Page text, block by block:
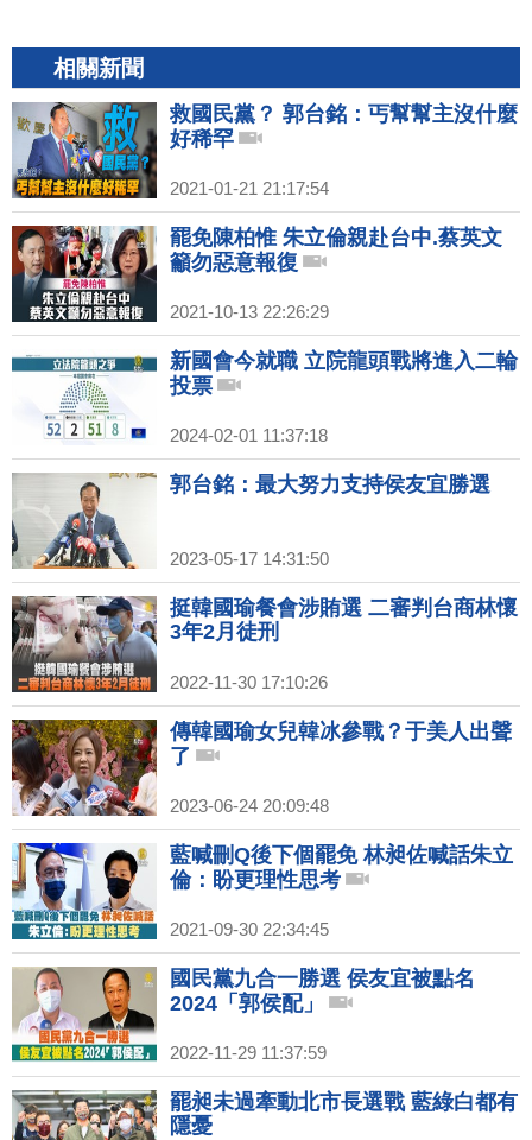
相關新聞
救國民黨？ 郭台銘：丐幫幫主沒什麼
好稀罕
2021-01-21 21:17:54
罷免陳柏惟 朱立倫親赴台中.蔡英文
籲勿惡意報復
2021-10-13 22:26:29
新國會今就職 立院龍頭戰將進入二輪
投票
2024-02-01 11:37:18
郭台銘：最大努力支持侯友宜勝選
2023-05-17 14:31:50
挺韓國瑜餐會涉賄選 二審判台商林懷
3年2月徒刑
2022-11-30 17:10:26
傳韓國瑜女兒韓冰參戰？于美人出聲
了
2023-06-24 20:09:48
藍喊刪Q後下個罷免 林昶佐喊話朱立
倫：盼更理性思考
2021-09-30 22:34:45
國民黨九合一勝選 侯友宜被點名
2024「郭侯配」
2022-11-29 11:37:59
罷昶未過牽動北市長選戰 藍綠白都有
隱憂